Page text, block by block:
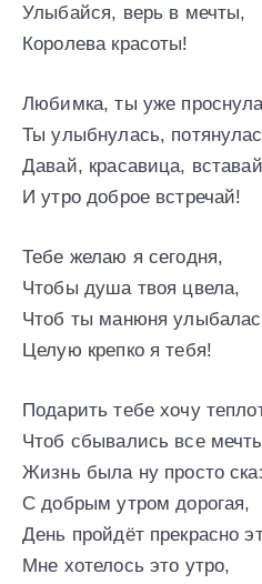
Улыбайся, верь в мечты,
Королева красоты!
Любимка, ты уже
Ты улыбнулась,
Давай, красавица,
И утро доброе встречай!
Тебе желаю я сегодня,
Чтобы душа твоя цвела,
Чтоб ты манюня
Целую крепко я тебя!
Подарить тебе хочу
Чтоб сбывались все
Жизнь была ну просто
С добрым утром дорогая,
День пройдёт прекрасно
Мне хотелось это утро,